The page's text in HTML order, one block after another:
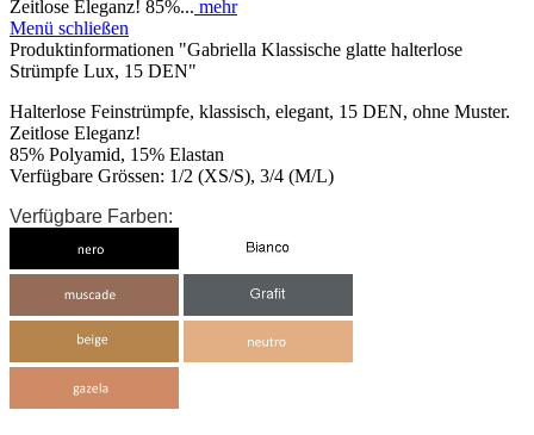
Zeitlose Eleganz! 85%... mehr
Menü schließen
Produktinformationen "Gabriella Klassische glatte halterlose
Strümpfe Lux, 15 DEN"
Halterlose Feinstrümpfe, klassisch, elegant, 15 DEN, ohne Muster.
Zeitlose Eleganz!
85% Polyamid, 15% Elastan
Verfügbare Grössen: 1/2 (XS/S), 3/4 (M/L)
Verfügbare Farben: